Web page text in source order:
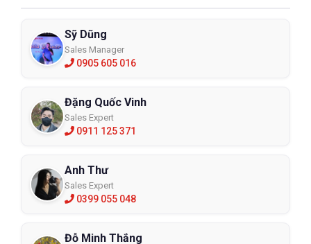
Sỹ Dũng
Sales Manager
0905 605 016
Đặng Quốc Vinh
Sales Expert
0911 125 371
Anh Thư
Sales Expert
0399 055 048
Đỗ Minh Thắng